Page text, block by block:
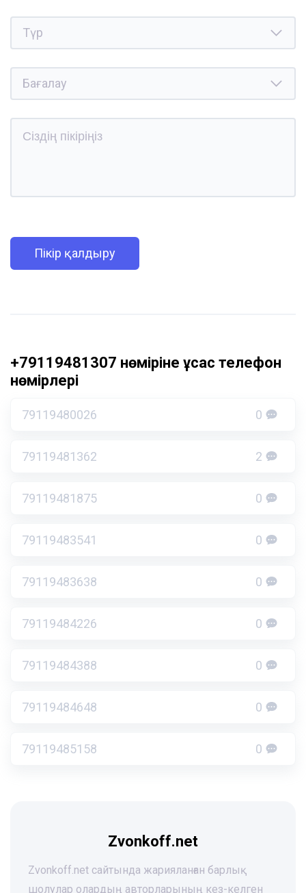
Пікір қалдыру
+79119481307 нөміріне ұқсас телефон
нөмірлері
79119480026 0
79119481362 2
79119481875 0
79119483541 0
79119483638 0
79119484226 0
79119484388 0
79119484648 0
79119485158 0
Zvonkoff.net
Zvonkoff.net сайтында жарияланған барлық
шолулар олардың авторларының кез-келген